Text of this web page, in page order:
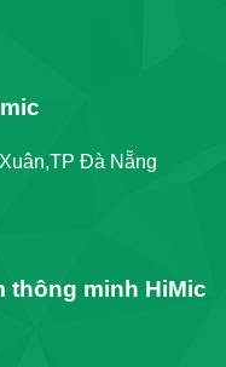
Đà Nẵng
thông minh HiMic